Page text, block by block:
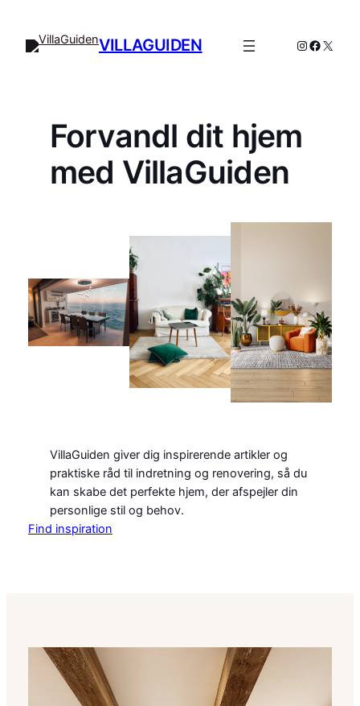
indhold
VILLAGUIDEN Instagram
X
Forvandl dit hjem
med VillaGuiden
VillaGuiden giver dig inspirerende artikler og
praktiske råd til indretning og renovering, så du
kan skabe det perfekte hjem, der afspejler din
personlige stil og behov.
Find inspiration